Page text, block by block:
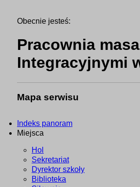
Obecnie jesteś:
Pracownia
Integracyjnymi
Mapa serwisu
Indeks panoram
Miejsca
Hol
Sekretariat
Dyrektor szkoły
Biblioteka